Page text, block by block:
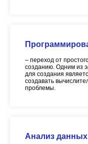
– переход от
созданию. Одним из
для создания
создавать
проблемы.
Анализ данных